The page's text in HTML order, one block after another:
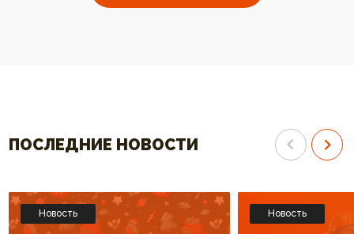
выбрали ваш котел. Огромное
отопления высокого
ПОСЛЕДНИЕ НОВОСТИ
Новость Новость